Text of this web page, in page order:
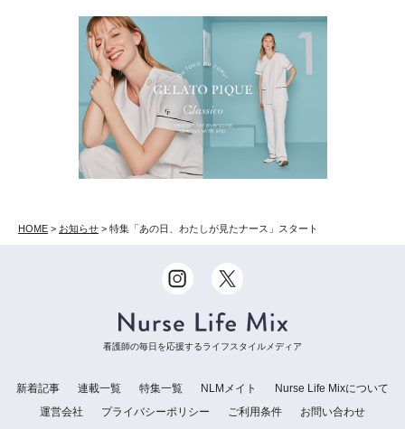
HOME > お知らせ > 特集「あの日、わたしが見たナース」スタート
看護師の毎日を応援するライフスタイルメディア
新着記事 連載一覧 特集一覧 NLMメイト
Nurse Life Mixについて
運営会社
プライバシーポリシー ご利用条件 お問い合わせ